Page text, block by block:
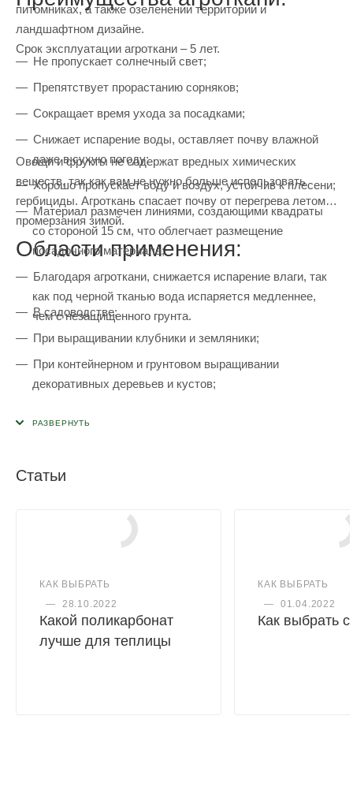
питомниках, а также озеленении территории и
ландшафтном дизайне.
Срок эксплуатации агроткани – 5 лет.
Не пропускает солнечный свет;
Препятствует прорастанию сорняков;
Сокращает время ухода за посадками;
Снижает испарение воды, оставляет почву влажной
даже в сухую погоду;
Хорошо пропускает воду и воздух, устойчив к плесени;
Материал размечен линиями, создающими квадраты
со стороной 15 см, что облегчает размещение
посадочного материала;
Благодаря агроткани, снижается испарение влаги, так
как под черной тканью вода испаряется медленнее,
чем с незащищенного грунта.
Овощи и фрукты не содержат вредных химических
веществ, так как вам не нужно больше использовать
гербициды. Агроткань спасает почву от перегрева летом и
промерзания зимой.
Области применения:
В садоводстве;
При выращивании клубники и земляники;
При контейнерном и грунтовом выращивании
декоративных деревьев и кустов;
Статьи
КАК ВЫБРАТЬ
—
28.10.2022
Какой поликарбонат
лучше для теплицы
КАК ВЫБРАТЬ
—
01.04.2022
Как выбрать